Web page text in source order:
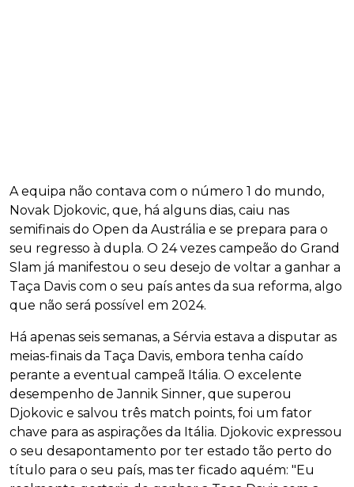
A equipa não contava com o número 1 do mundo,
Novak Djokovic, que, há alguns dias, caiu nas
semifinais do Open da Austrália e se prepara para o
seu regresso à dupla. O 24 vezes campeão do Grand
Slam já manifestou o seu desejo de voltar a ganhar a
Taça Davis com o seu país antes da sua reforma, algo
que não será possível em 2024.
Há apenas seis semanas, a Sérvia estava a disputar as
meias-finais da Taça Davis, embora tenha caído
perante a eventual campeã Itália. O excelente
desempenho de Jannik Sinner, que superou
Djokovic e salvou três match points, foi um fator
chave para as aspirações da Itália. Djokovic expressou
o seu desapontamento por ter estado tão perto do
título para o seu país, mas ter ficado aquém: "Eu